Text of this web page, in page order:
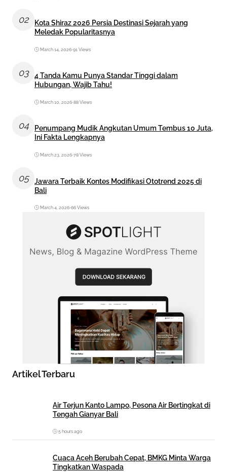
02
Kota Shiraz 2026 Persia Destinasi Sejarah yang
Meledak Popularitasnya
March 14, 2026•91 Views
03
4 Tanda Kamu Punya Standar Tinggi dalam
Hubungan, Wajib Tahu!
March 10, 2026•88 Views
04
Penumpang Mudik Angkutan Umum Tembus 10 Juta,
Ini Fakta Lengkapnya
March 23, 2026•78 Views
05
Jawara Terbaik Kontes Modifikasi Ototrend 2025 di
Bali
March 4, 2026•66 Views
Artikel Terbaru
Air Terjun Kanto Lampo, Pesona Air Bertingkat di
Tengah Gianyar Bali
5 hours ago
Cuaca Aceh Berubah Cepat, BMKG Minta Warga
Tingkatkan Waspada